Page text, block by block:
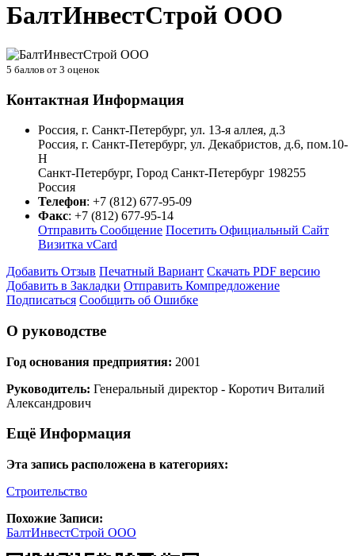
БалтИнвестСтрой ООО
5 баллов от 3 оценок
Контактная Информация
Россия, г. Санкт-Петербург, ул. 13-я аллея, д.3
Россия, г. Санкт-Петербург, ул. Декабристов, д.6, пом.10-
Н
Санкт-Петербург, Город Санкт-Петербург 198255
Россия
Телефон: +7 (812) 677-95-09
Факс: +7 (812) 677-95-14
Отправить Сообщение Посетить Официальный Сайт
Визитка vCard
Добавить Отзыв Печатный Вариант Скачать PDF версию
Добавить в Закладки Отправить Компредложение
Подписаться Сообщить об Ошибке
О руководстве
Год основания предприятия: 2001
Руководитель: Генеральный директор - Коротич Виталий
Александрович
Ещё Информация
Эта запись расположена в категориях:
Строительство
Похожие Записи:
БалтИнвестСтрой ООО